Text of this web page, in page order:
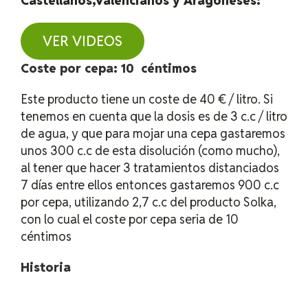
VER VIDEOS
Coste por cepa: 10 céntimos
Este producto tiene un coste de 40 € / litro. Si
tenemos en cuenta que la dosis es de 3 c.c / litro
de agua, y que para mojar una cepa gastaremos
unos 300 c.c de esta disolución (como mucho),
al tener que hacer 3 tratamientos distanciados
7 días entre ellos entonces gastaremos 900 c.c
por cepa, utilizando 2,7 c.c del producto Solka,
con lo cual el coste por cepa seria de 10
céntimos
Historia